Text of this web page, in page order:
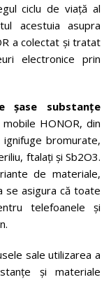
ciclu de viață al
acestuia asupra
a colectat și tratat
electronice prin
șase substanțe
HONOR, din
bromurate,
ftalați și Sb2O3.
de materiale,
se asigura că toate
telefoanele și
sale utilizarea a
și materiale